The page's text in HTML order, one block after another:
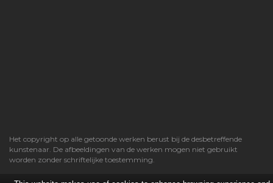
Het copyright op alle getoonde werken berust bij de desbetreffende
kunstenaar. De afbeeldingen van de werken mogen niet gebruikt
worden zonder schriftelijke toestemming.